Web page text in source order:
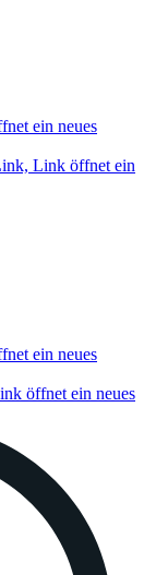
ein neues
Link öffnet ein
ein neues
öffnet ein neues